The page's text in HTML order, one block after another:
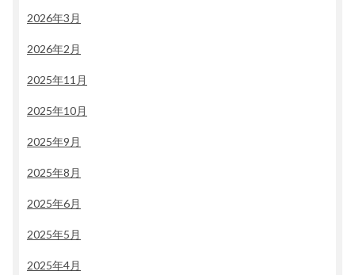
2026年3月
2026年2月
2025年11月
2025年10月
2025年9月
2025年8月
2025年6月
2025年5月
2025年4月